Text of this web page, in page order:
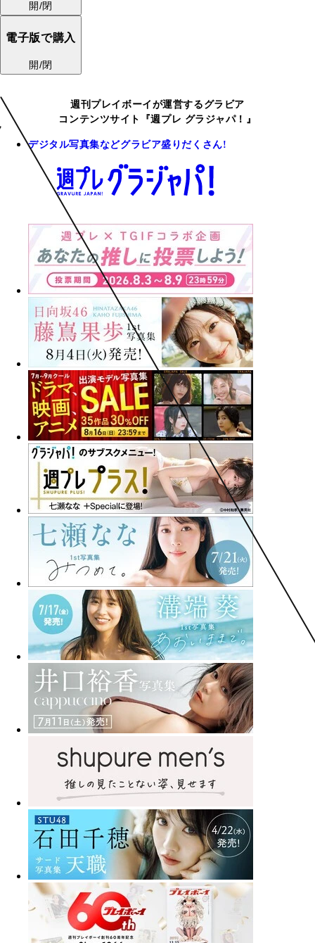
開/閉
電子版で購入
開/閉
週刊プレイボーイが運営するグラビア
コンテンツサイト『週プレ グラジャパ！』
デジタル写真集などグラビア盛りだくさん!